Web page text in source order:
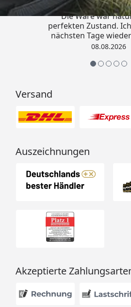
„Hervorragend
Die Ware war
perfekten Zustand.
nächsten Tage
Grüße an die08.08.2026
Versand
Auszeichnungen
Akzeptierte